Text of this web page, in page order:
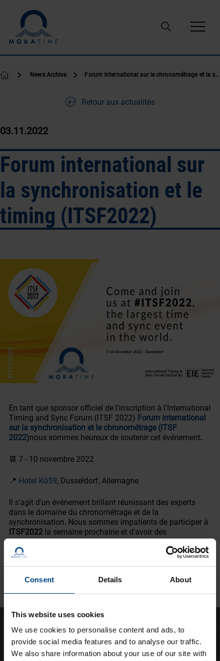
Consent Details About
This website uses cookies
We use cookies to personalise content and ads, to
provide social media features and to analyse our traffic.
We also share information about your use of our site with
News Archive Forum international sur le chronométrage et la synchronisation (ITSF 2022)
Retour aux actualités
03.11.2022
Forum international sur
la synchronisation et le
timing (ITSF2022)
En tant que sponsor officiel de l'inscription à l'International
Timing and Sync Forum (ITSF 2022) Forum international
sur la synchronisation et le chronométrage (ITSF
2022)nous sommes heureux de soutenir cet événement.
📆 7 - 10 novembre 2022
📍 Hotel Kö59, Dusseldorf, Allemagne
Il s'agit d'un événement brillant réunissant des experts
dans le domaine du chronométrage et de la
synchronisation. Nous sommes impatients de participer à
ITSF2022la semaine prochaine et d'avoir des
conversations passionnantes sur le thème bien connu du
chronométrage de haute précision ! Prenons contact
ensemble !
Améliorer le chronométrage
depuis 1938